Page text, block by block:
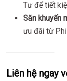
Tư để tiết
Săn khuyến
ưu đãi từ
Liên hệ ngay